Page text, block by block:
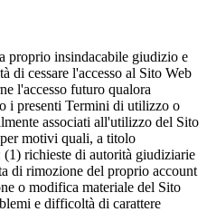
proprio insindacabile giudizio e
di cessare l'accesso al Sito Web
l'accesso futuro qualora
i presenti Termini di utilizzo o
associati all'utilizzo del Sito
motivi quali, a titolo
richieste di autorità giudiziarie
di rimozione del proprio account
o modifica materiale del Sito
e difficoltà di carattere